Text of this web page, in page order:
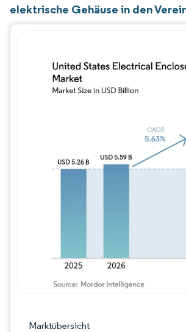
elektrische Gehäuse in den
Marktübersicht